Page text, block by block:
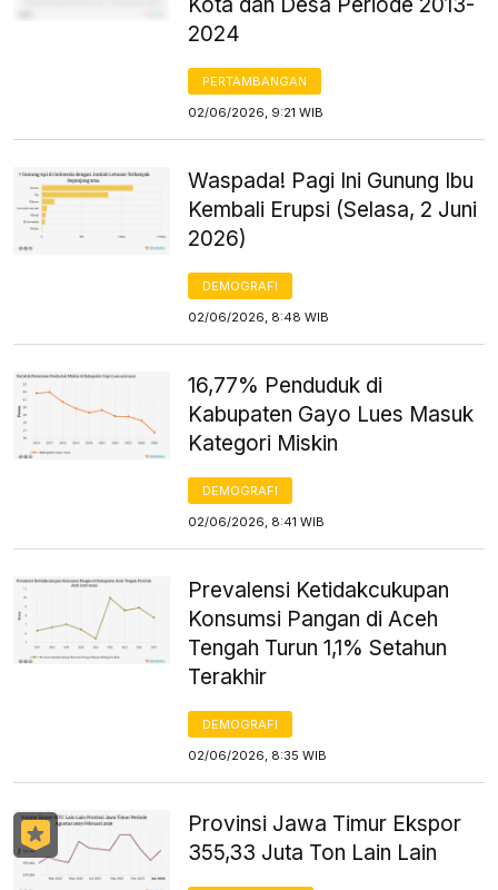
2024
PERTAMBANGAN
02/06/2026, 9:21 WIB
Waspada! Pagi Ini Gunung Ibu
Kembali Erupsi (Selasa, 2 Juni
2026)
DEMOGRAFI
02/06/2026, 8:48 WIB
16,77% Penduduk di
Kabupaten Gayo Lues Masuk
Kategori Miskin
DEMOGRAFI
02/06/2026, 8:41 WIB
Prevalensi Ketidakcukupan
Konsumsi Pangan di Aceh
Tengah Turun 1,1% Setahun
Terakhir
DEMOGRAFI
02/06/2026, 8:35 WIB
Provinsi Jawa Timur Ekspor
355,33 Juta Ton Lain Lain